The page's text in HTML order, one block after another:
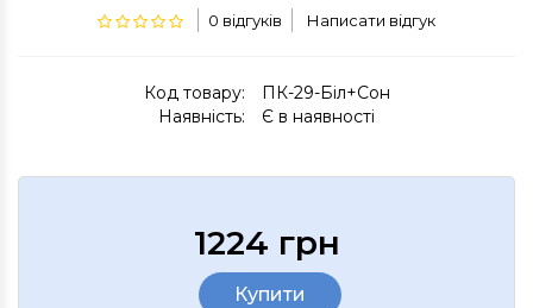
0 відгуків Написати відгук
Код товару:
ПК-29-Біл+Сон
Наявність:
Є в наявності
1224 грн
Купити